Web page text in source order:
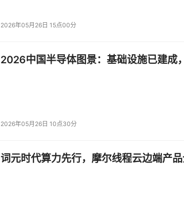
2026年05月26日 15点00分
2026中国半导体图景：基础设施已建成
2026年05月26日 10点30分
词元时代算力先行，摩尔线程云边端产